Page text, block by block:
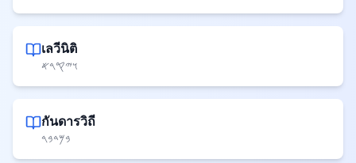
เลวีนิติ
𐤅𐤉𐤒𐤓𐤀
กันดารวิถี
𐤁𐤌𐤃𐤁𐤓